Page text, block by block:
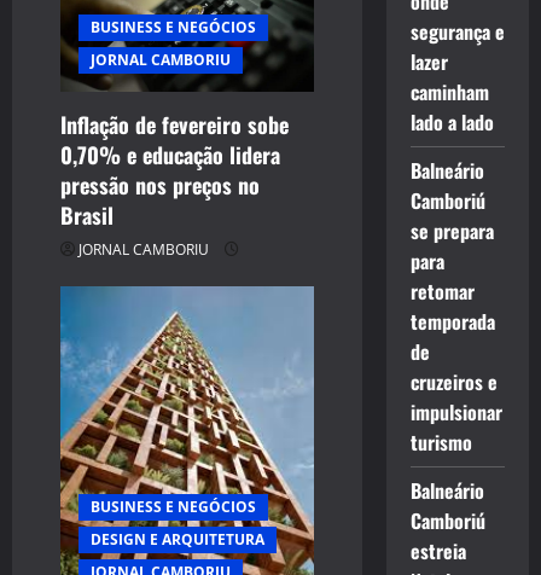
BUSINESS E NEGÓCIOS
JORNAL CAMBORIU
Inflação de fevereiro sobe
0,70% e educação lidera
pressão nos preços no
Brasil
JORNAL CAMBORIU
BUSINESS E NEGÓCIOS
DESIGN E ARQUITETURA
segurança e
lazer
caminham
lado a lado
Balneário
Camboriú
se prepara
para
retomar
temporada
de
cruzeiros e
impulsionar
turismo
Balneário
Camboriú
estreia